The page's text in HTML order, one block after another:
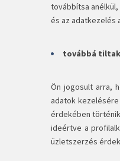
továbbítsa
és az adatkezelés
továbbá
Ön jogosult arra,
adatok
érdekében
ideértve a
üzletszerzés